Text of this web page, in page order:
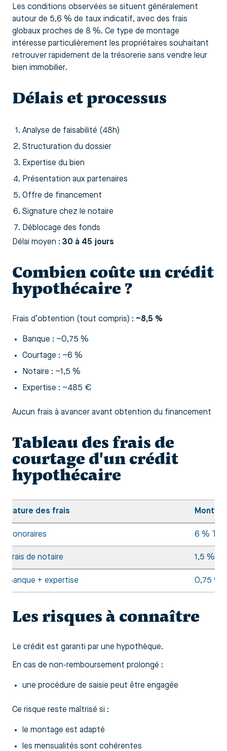
Les conditions observées se situent généralement
autour de 5,6 % de taux indicatif, avec des frais
globaux proches de 8 %. Ce type de montage
intéresse particulièrement les propriétaires souhaitant
retrouver rapidement de la trésorerie sans vendre leur
bien immobilier.
Délais et processus
Analyse de faisabilité (48h)
Structuration du dossier
Expertise du bien
Présentation aux partenaires
Offre de financement
Signature chez le notaire
Déblocage des fonds
Délai moyen : 30 à 45 jours
Combien coûte un crédit
hypothécaire ?
Frais d’obtention (tout compris) : ~8,5 %
Banque : ~0,75 %
Courtage : ~6 %
Notaire : ~1,5 %
Expertise : ~485 €
Aucun frais à avancer avant obtention du financement
Tableau des frais de
courtage d'un crédit
hypothécaire
Nature des frais
Honoraires 6 % TTC
Frais de notaire 1,5 % (à
Banque + expertise 0,75 %
Les risques à connaître
Le crédit est garanti par une hypothèque.
En cas de non-remboursement prolongé :
une procédure de saisie peut être engagée
Ce risque reste maîtrisé si :
le montage est adapté
les mensualités sont cohérentes